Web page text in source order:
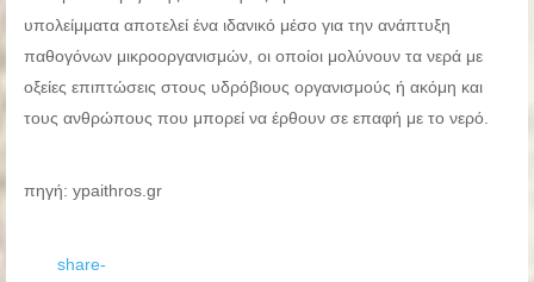
υπολείμματα αποτελεί ένα ιδανικό μέσο για την ανάπτυξη
παθογόνων μικροοργανισμών, οι οποίοι μολύνουν τα νερά με
οξείες επιπτώσεις στους υδρόβιους οργανισμούς ή ακόμη και
τους ανθρώπους που μπορεί να έρθουν σε επαφή με το νερό.
πηγή: ypaithros.gr
share-